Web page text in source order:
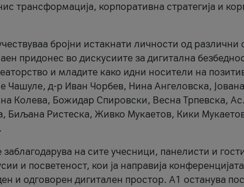
трансформација, корпоративна стратегија и
бројни истакнати личности од различни
придонес во дискусиите за дигитална
и младите како идни носители на
Чашуле, д-р Иван Чорбев, Нина Ангеловска,
Колева, Божидар Спировски, Весна Трпевска,
Биљана Ристеска, Живко Мукаетов, Кики
на сите учесници, панелисти и
и посветеност, кои ја направија
и одговорен дигитален простор. А1 останува